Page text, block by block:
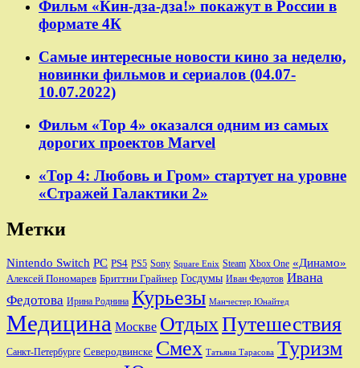
Фильм «Кин-дза-дза!» покажут в России в
формате 4К
Самые интересные новости кино за неделю,
новинки фильмов и сериалов (04.07-
10.07.2022)
Фильм «Тор 4» оказался одним из самых
дорогих проектов Marvel
«Тор 4: Любовь и Гром» стартует на уровне
«Стражей Галактики 2»
Метки
Nintendo Switch PC PS4 PS5 Sony Square Enix Steam Xbox One «Динамо»
Алексей Пономарев Бриттни Грайнер Госдумы Иван Федотов Ивана
Федотова Ирина Роднина Курьезы Манчестер Юнайтед
Медицина Москве ОтдыхПутешествия
Санкт-Петербурге Северодвинске Смех Татьяна Тарасова Туризм